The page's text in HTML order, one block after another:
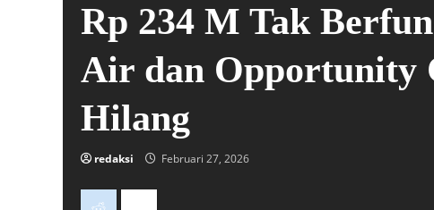
Rp 234 M Tak
Air dan Opportunity
Hilang
redaksi Februari 27, 2026